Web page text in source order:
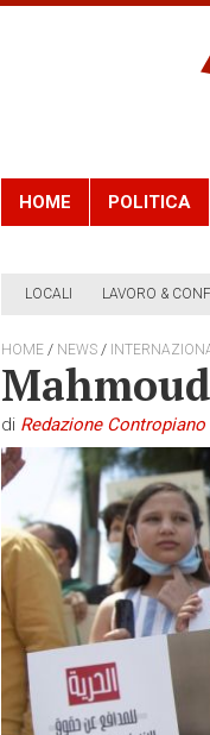
HOME POLITICA
LOCALI LAVORO &
HOME / NEWS /
di Redazione Contropiano